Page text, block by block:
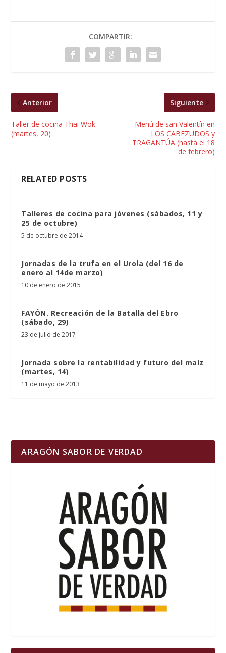
COMPARTIR:
Anterior
Taller de cocina Thai Wok
(martes, 20)
Siguiente
Menú de san Valentín en
LOS CABEZUDOS y
TRAGANTÚA (hasta el 18
de febrero)
RELATED POSTS
Talleres de cocina para jóvenes (sábados, 11 y
25 de octubre)
5 de octubre de 2014
Jornadas de la trufa en el Urola (del 16 de
enero al 14de marzo)
10 de enero de 2015
FAYÓN. Recreación de la Batalla del Ebro
(sábado, 29)
23 de julio de 2017
Jornada sobre la rentabilidad y futuro del maíz
(martes, 14)
11 de mayo de 2013
ARAGÓN SABOR DE VERDAD